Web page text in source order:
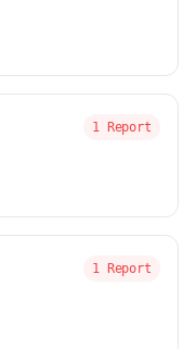
1 Report
1 Report